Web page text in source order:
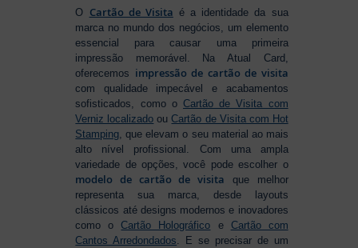
O Cartão de Visita é a identidade da sua
marca no mundo dos negócios, um elemento
essencial para causar uma primeira
impressão memorável. Na Atual Card,
oferecemos impressão de cartão de visita
com qualidade impecável e acabamentos
sofisticados, como o Cartão de Visita com
Verniz localizado ouCartão de Visita com Hot
Stamping , que elevam o seu material ao mais
alto nível profissional. Com uma ampla
variedade de opções, você pode escolher o
modelo de cartão de visita que melhor
representa sua marca, desde layouts
clássicos até designs modernos e inovadores
como oCartão Holográfico e Cartão com
Cantos Arredondados . E se precisar de um